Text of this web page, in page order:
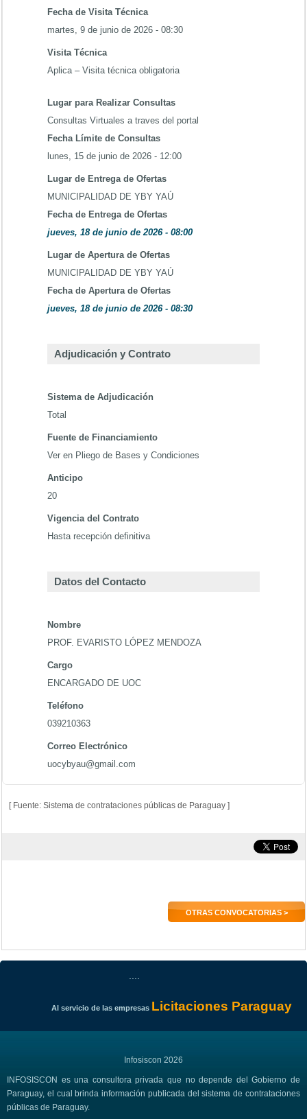
Fecha de Visita Técnica
martes, 9 de junio de 2026 - 08:30
Visita Técnica
Aplica – Visita técnica obligatoria
Lugar para Realizar Consultas
Consultas Virtuales a traves del portal
Fecha Límite de Consultas
lunes, 15 de junio de 2026 - 12:00
Lugar de Entrega de Ofertas
MUNICIPALIDAD DE YBY YAÚ
Fecha de Entrega de Ofertas
jueves, 18 de junio de 2026 - 08:00
Lugar de Apertura de Ofertas
MUNICIPALIDAD DE YBY YAÚ
Fecha de Apertura de Ofertas
jueves, 18 de junio de 2026 - 08:30
Adjudicación y Contrato
Sistema de Adjudicación
Total
Fuente de Financiamiento
Ver en Pliego de Bases y Condiciones
Anticipo
20
Vigencia del Contrato
Hasta recepción definitiva
Datos del Contacto
Nombre
PROF. EVARISTO LÓPEZ MENDOZA
Cargo
ENCARGADO DE UOC
Teléfono
039210363
Correo Electrónico
uocybyau@gmail.com
[ Fuente: Sistema de contrataciones públicas de Paraguay ]
OTRAS CONVOCATORIAS >
Al servicio de las empresas Licitaciones Paraguay
Infosiscon 2026
INFOSISCON es una consultora privada que no depende del Gobierno de
Paraguay, el cual brinda información publicada del sistema de contrataciones
públicas de Paraguay.